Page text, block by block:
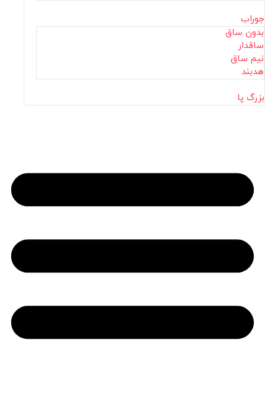
جوراب
بدون ساق
ساقدار
نیم ساق
هدبند
بزرگ پا